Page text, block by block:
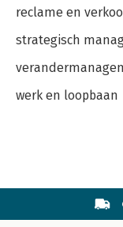
reclame en
strategisch
werk en loopbaan